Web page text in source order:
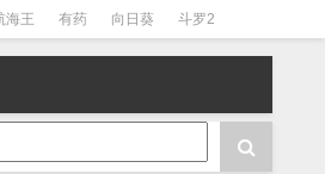
海王 有药 向日葵 斗罗2
柯南 阴阳师 节目清单